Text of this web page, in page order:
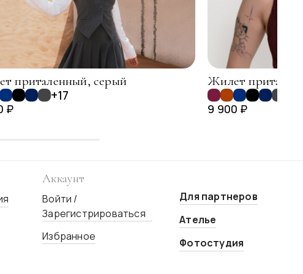
приталенный, серый
+17
₽
Жилет
9 900 ₽
Аккаунт
Войти /
Зарегистрироваться
Избранное
Для партнеров
Ателье
Фотостудия